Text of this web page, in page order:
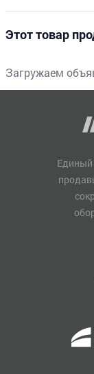
Этот товар
Загружаем
Единый